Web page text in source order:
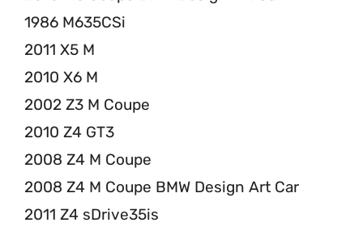
1986 M635CSi
2011 X5 M
2010 X6 M
2002 Z3 M Coupe
2010 Z4 GT3
2008 Z4 M Coupe
2008 Z4 M Coupe BMW Design Art Car
2011 Z4 sDrive35is